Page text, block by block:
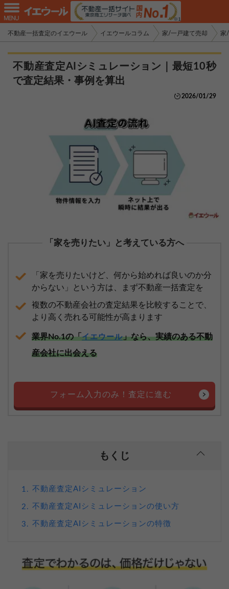
不動産一括査定のイエウール イエウールコラム 家/一戸建て売却 家
不動産査定AIシミュレーション｜最短10秒
で査定結果・事例を算出
2026/01/29
「家を売りたい」と考えている方へ
「家を売りたいけど、何から始めれば良いのか分
からない」という方は、まず不動産一括査定を
複数の不動産会社の査定結果を比較することで、
より高く売れる可能性が高まります
業界No.1の「イエウール」なら、実績のある不動
産会社に出会える
フォーム入力のみ！査定に進む
もくじ
1. 不動産査定AIシミュレーション
2. 不動産査定AIシミュレーションの使い方
3. 不動産査定AIシミュレーションの特徴